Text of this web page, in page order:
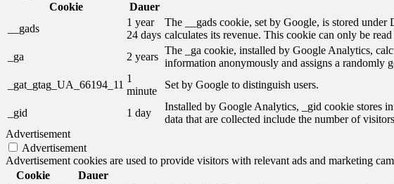
Cookie
Dauer
__gads
1 year
24 days
The __gads cookie, set by Google, is stored under
calculates its revenue. This cookie can only be
_ga
2 years
The _ga cookie, installed by Google Analytics,
information anonymously and assigns a randomly
_gat_gtag_UA_66194_11
1
minute
Set by Google to distinguish users.
_gid 1 day
Installed by Google Analytics, _gid cookie stores
data that are collected include the number of
Advertisement
Advertisement
Advertisement cookies are used to provide visitors with relevant ads and marketing
Cookie
Dauer